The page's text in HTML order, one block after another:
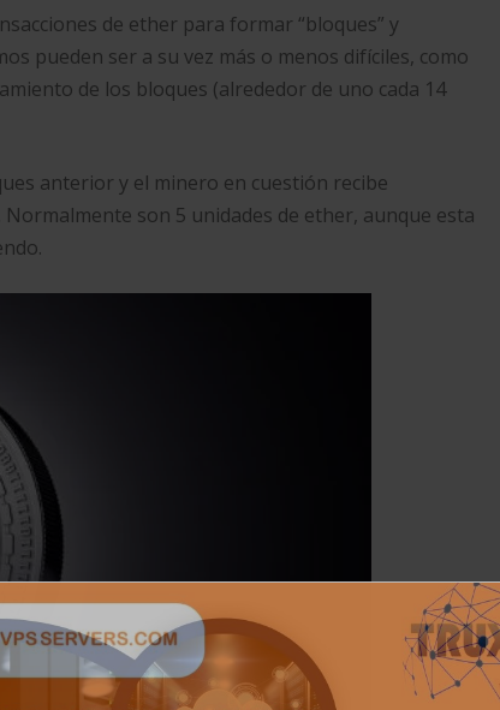
de ether para formar “bloques” y
pueden ser a su vez más o menos difíciles, como
de los bloques (alrededor de uno cada 14
anterior y el minero en cuestión recibe
Normalmente son 5 unidades de ether, aunque esta